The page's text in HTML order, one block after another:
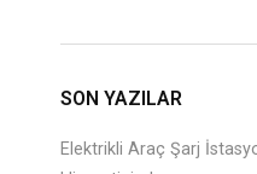
SON YAZILAR
Elektrikli Araç Şarj